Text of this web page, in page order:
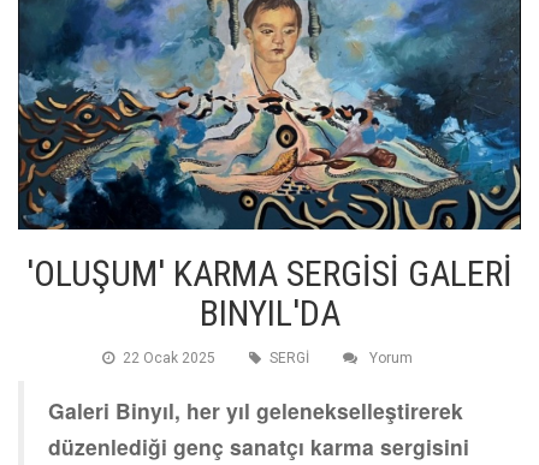
'OLUŞUM' KARMA SERGİSİ GALERİ
BINYIL'DA
22 Ocak 2025 SERGİ Yorum
Galeri Binyıl, her yıl gelenekselleştirerek
düzenlediği genç sanatçı karma sergisini